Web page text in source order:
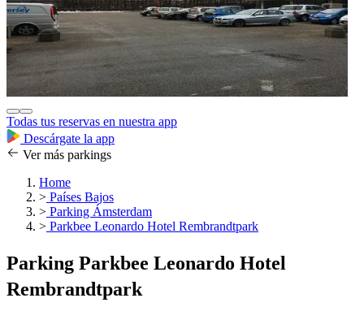
Todas tus reservas en nuestra app
Descárgate la app
Ver más parkings
Home
> Países Bajos
> Parking Ámsterdam
> Parkbee Leonardo Hotel Rembrandtpark
Parking Parkbee Leonardo Hotel
Rembrandtpark